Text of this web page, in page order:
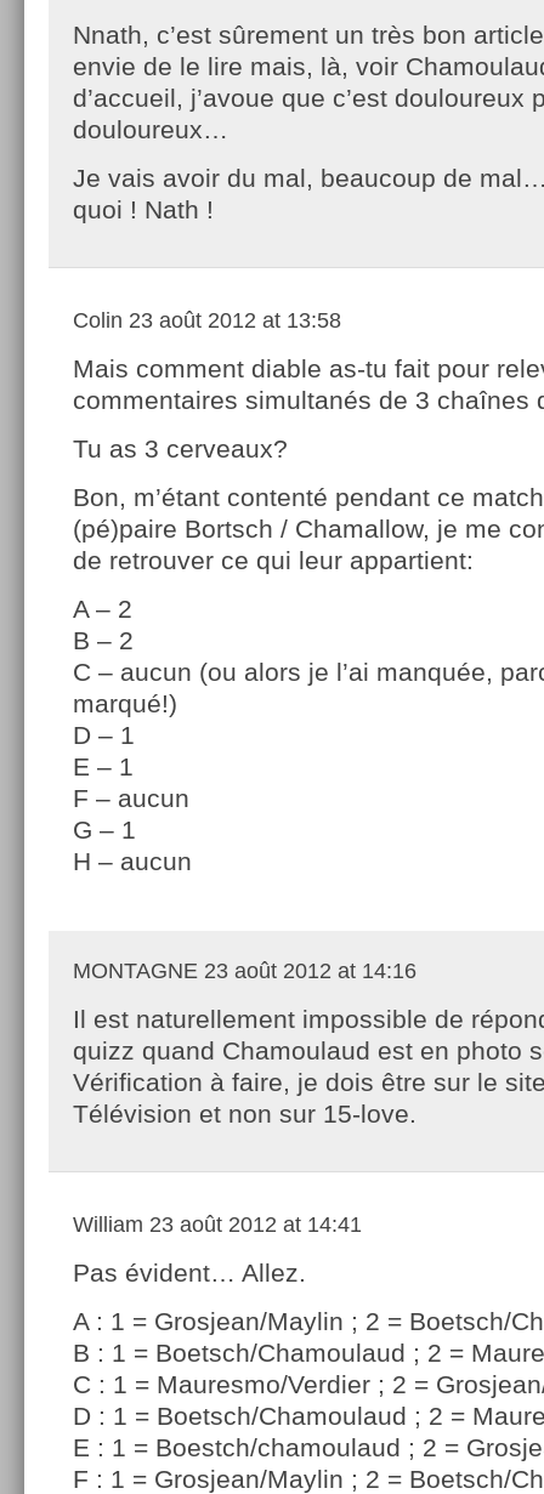
Nnath, c’est sûrement un très bon
envie de le lire mais, là, voir
d’accueil, j’avoue que c’est douloureux
douloureux…
Je vais avoir du mal, beaucoup de
quoi ! Nath !
Colin 23 août 2012 at 13:58
Mais comment diable as-tu fait pour
commentaires simultanés de 3 chaînes
Tu as 3 cerveaux?
Bon, m’étant contenté pendant ce
(pé)paire Bortsch / Chamallow, je me
de retrouver ce qui leur appartient:
A – 2
B – 2
C – aucun (ou alors je l’ai manquée,
marqué!)
D – 1
E – 1
F – aucun
G – 1
H – aucun
MONTAGNE 23 août 2012 at 14:16
Il est naturellement impossible de
quizz quand Chamoulaud est en photo
Vérification à faire, je dois être sur le
Télévision et non sur 15-love.
William 23 août 2012 at 14:41
Pas évident… Allez.
A : 1 = Grosjean/Maylin ; 2 = Boetsch/
B : 1 = Boetsch/Chamoulaud ; 2 =
C : 1 = Mauresmo/Verdier ; 2 =
D : 1 = Boetsch/Chamoulaud ; 2 =
E : 1 = Boestch/chamoulaud ; 2 =
F : 1 = Grosjean/Maylin ; 2 = Boetsch/